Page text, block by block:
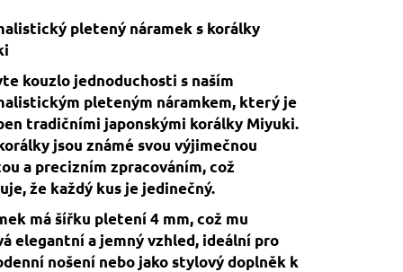
pletený náramek s korálky
kouzlo jednoduchosti s naším
pleteným náramkem, který je
tradičními japonskými korálky Miyuki.
jsou známé svou výjimečnou
a precizním zpracováním, což
že každý kus je jedinečný.
má šířku pletení 4 mm, což mu
elegantní a jemný vzhled, ideální pro
nošení nebo jako stylový doplněk k